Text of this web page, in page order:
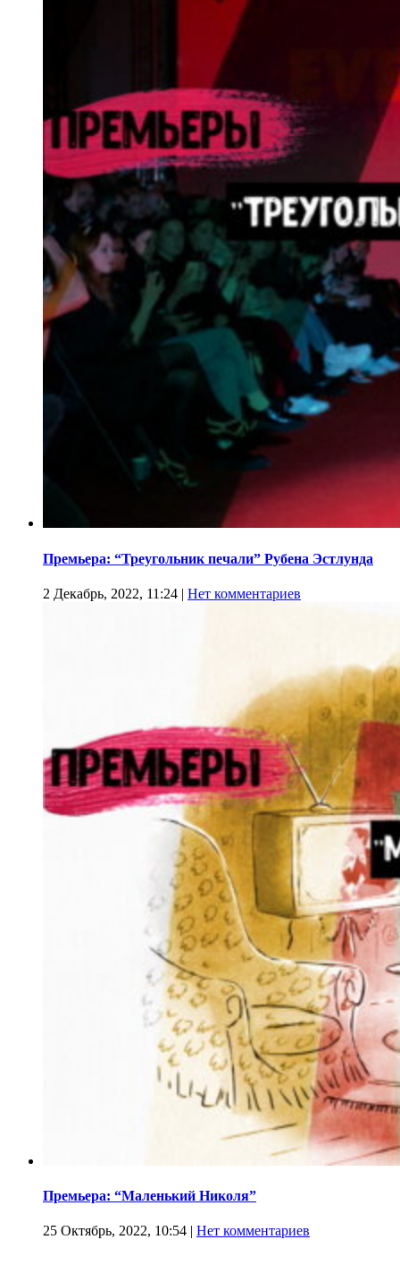
Премьера: “Треугольник печали” Рубена Эстлунда
2 Декабрь, 2022, 11:24 | Нет комментариев
Премьера: “Маленький Николя”
25 Октябрь, 2022, 10:54 | Нет комментариев